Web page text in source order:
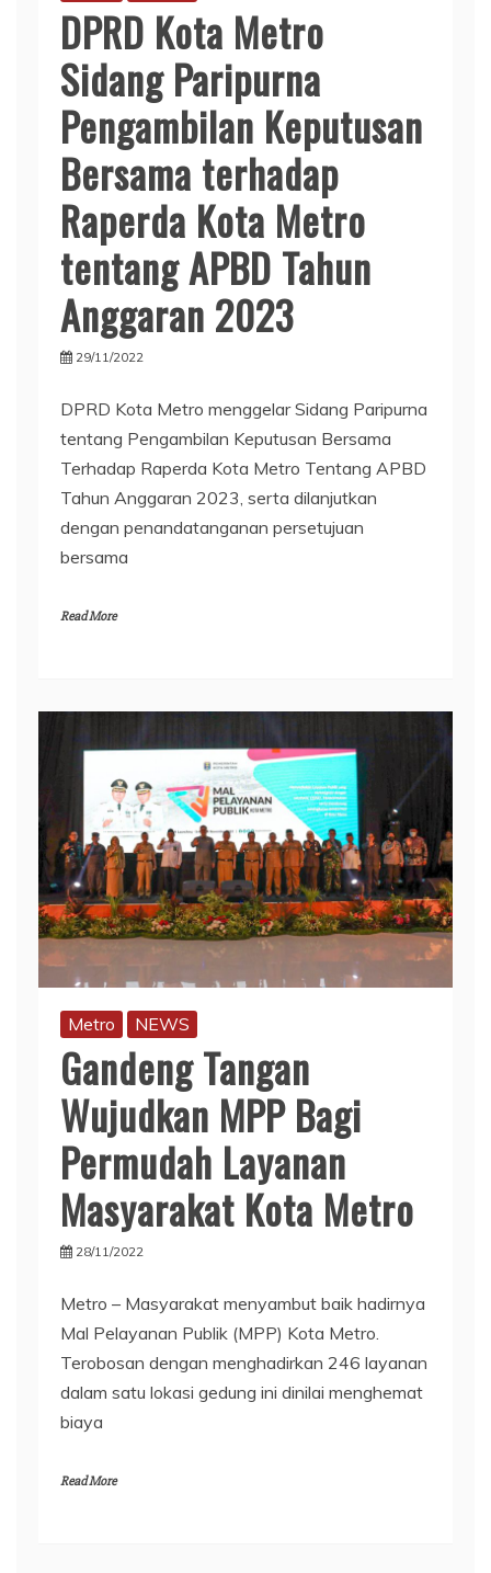
DPRD Kota Metro
Sidang Paripurna
Pengambilan Keputusan
Bersama terhadap
Raperda Kota Metro
tentang APBD Tahun
Anggaran 2023
29/11/2022
DPRD Kota Metro menggelar Sidang Paripurna
tentang Pengambilan Keputusan Bersama
Terhadap Raperda Kota Metro Tentang APBD
Tahun Anggaran 2023, serta dilanjutkan
dengan penandatanganan persetujuan
bersama
Read More
Metro NEWS
Gandeng Tangan
Wujudkan MPP Bagi
Permudah Layanan
Masyarakat Kota Metro
28/11/2022
Metro – Masyarakat menyambut baik hadirnya
Mal Pelayanan Publik (MPP) Kota Metro.
Terobosan dengan menghadirkan 246 layanan
dalam satu lokasi gedung ini dinilai menghemat
biaya
Read More